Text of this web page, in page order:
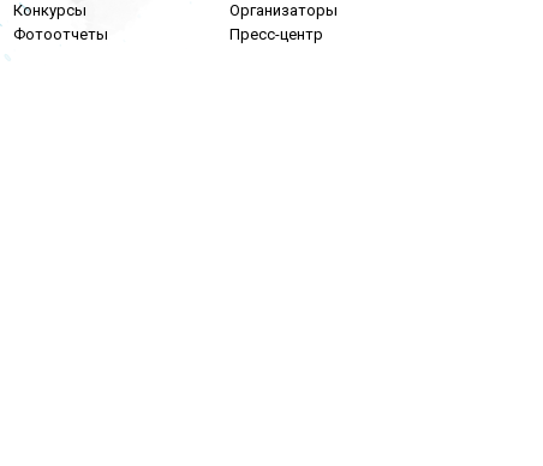
Конкурсы
Фотоотчеты
Организаторы
Пресс-центр